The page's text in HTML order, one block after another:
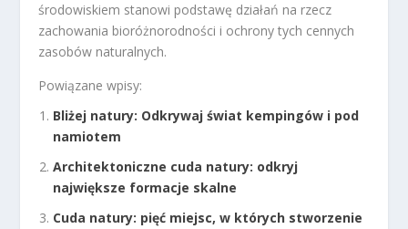
środowiskiem stanowi podstawę działań na rzecz
zachowania bioróżnorodności i ochrony tych cennych
zasobów naturalnych.
Powiązane wpisy:
Bliżej natury: Odkrywaj świat kempingów i pod
namiotem
Architektoniczne cuda natury: odkryj
największe formacje skalne
Cuda natury: pięć miejsc, w których stworzenie